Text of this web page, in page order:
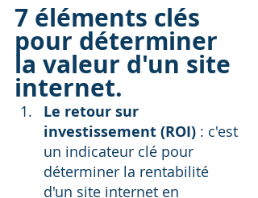
7 éléments clés
pour déterminer
la valeur d'un site
internet.
Le retour sur
investissement (ROI) : c'est
un indicateur clé pour
déterminer la rentabilité
d'un site internet en